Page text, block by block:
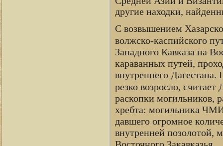
другие находки,
С возвышением
волжско-каспийского
Западного Кавказа на
караванных путей,
внутреннего Дагестана.
резко возросло,
раскопки могильников,
хребта: могильника
давшего огромное
внутренней позолотой,